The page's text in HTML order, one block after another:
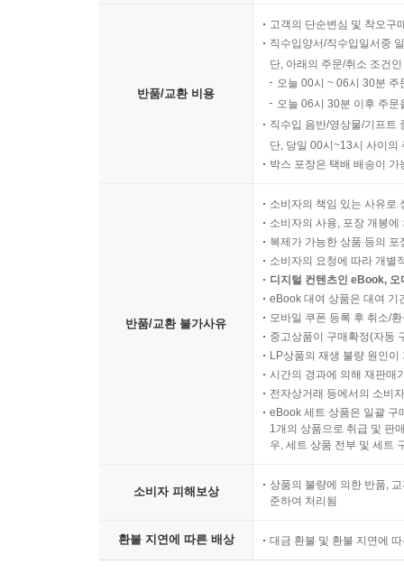
반품/교환 비용
고객의 단순변심 및 착오구
직수입양서/직수입일서중
단, 아래의 주문/취소 조건
오늘 00시 ~ 06시 30분
오늘 06시 30분 이후 주
직수입 음반/영상물/기프트
단, 당일 00시~13시 사이의
박스 포장은 택배 배송이
반품/교환 불가사유
소비자의 책임 있는 사유로
소비자의 사용, 포장 개봉
복제가 가능한 상품 등의
소비자의 요청에 따라 개별
디지털 컨텐츠인 eBook,
eBook 대여 상품은 대여 기
모바일 쿠폰 등록 후 취소/
중고상품이 구매확정(자동
LP상품의 재생 불량 원인
시간의 경과에 의해 재판매
전자상거래 등에서의 소비
eBook 세트 상품은 일괄 구
1개의 상품으로 취급 및 판
우, 세트 상품 전부 및 세트
소비자 피해보상
상품의 불량에 의한 반품,
준하여 처리됨
환불 지연에 따른 배상 대금 환불 및 환불 지연에